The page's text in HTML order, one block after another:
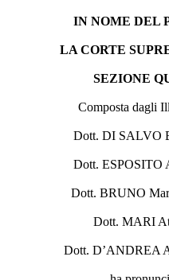
IN NOME DEL
LA CORTE
SEZIONE
Composta dagli
Dott. DI SALVO
Dott. ESPOSITO
Dott. BRUNO
Dott. MARI
Dott. D’ANDREA